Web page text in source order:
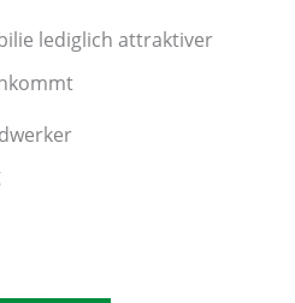
lediglich attraktiver